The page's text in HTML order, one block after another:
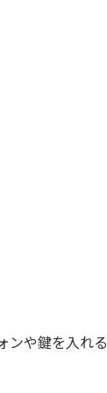
ンや鍵を入れる